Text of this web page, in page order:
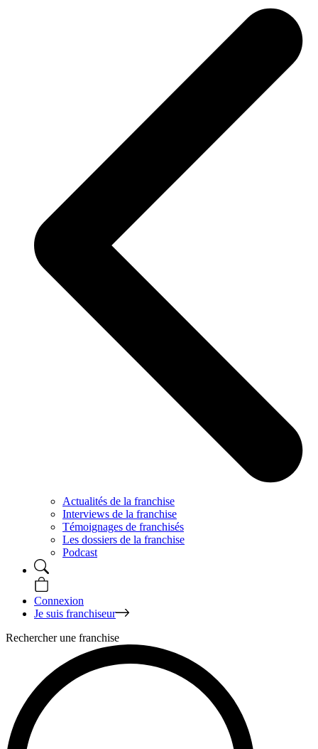
Actualités de la franchise
Interviews de la franchise
Témoignages de franchisés
Les dossiers de la franchise
Podcast
Connexion
Je suis franchiseur
Rechercher une franchise